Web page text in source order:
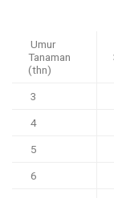
Umur
Tanaman
(thn)
3
4
5
6